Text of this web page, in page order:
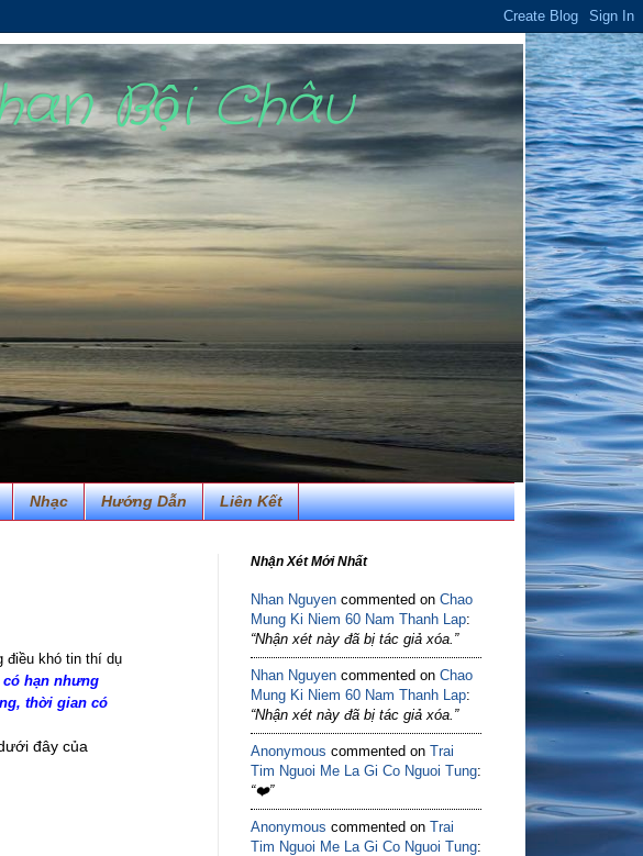
Bội Châu
Nhạc Hướng Dẫn Liên Kết
điều khó tin thí dụ
hạn nhưng
thời gian có
đây của
Nhận Xét Mới Nhất
Nhan Nguyen commented on Chao
Mung Ki Niem 60 Nam Thanh Lap:
“Nhận xét này đã bị tác giả xóa.”
Nhan Nguyen commented on Chao
Mung Ki Niem 60 Nam Thanh Lap:
“Nhận xét này đã bị tác giả xóa.”
Anonymous commented on Trai
Tim Nguoi Me La Gi Co Nguoi Tung:
“❤️”
Anonymous commented on Trai
Tim Nguoi Me La Gi Co Nguoi Tung: